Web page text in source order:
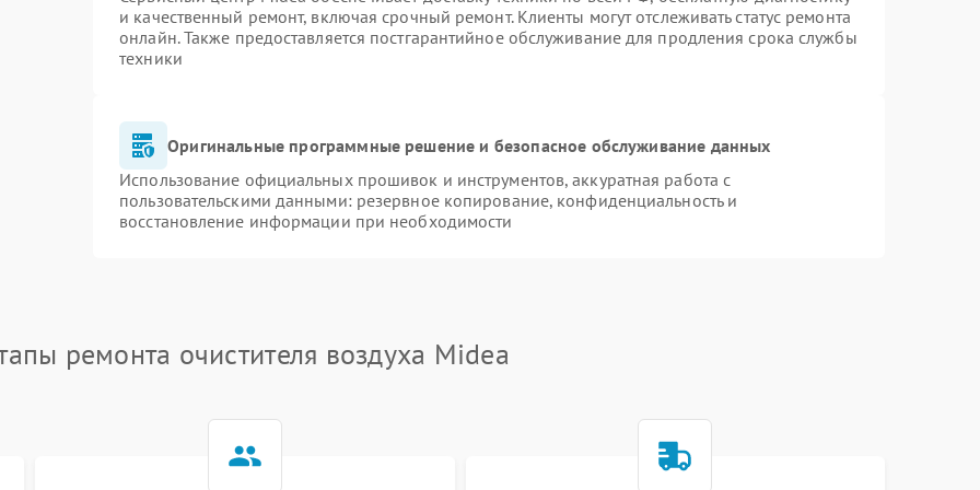
и качественный ремонт, включая срочный ремонт. Клиенты могут отслеживать статус ремонта
онлайн. Также предоставляется постгарантийное обслуживание для продления срока службы
техники
Оригинальные программные решение и безопасное обслуживание данных
Использование официальных прошивок и инструментов, аккуратная работа с
пользовательскими данными: резервное копирование, конфиденциальность и
восстановление информации при необходимости
ремонта очистителя воздуха Midea